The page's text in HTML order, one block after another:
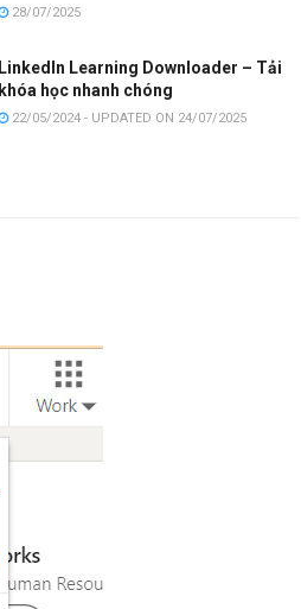
28/07/2025
LinkedIn Learning Downloader – Tải
khóa học nhanh chóng
22/05/2024 - UPDATED ON 24/07/2025